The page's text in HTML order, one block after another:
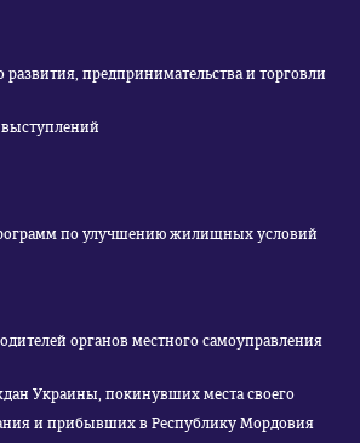
развития, предпринимательства и торговли
по улучшению жилищных условий
органов местного самоуправления
Украины, покинувших места своего
и прибывших в Республику Мордовия